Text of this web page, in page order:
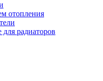
отопления
радиаторов